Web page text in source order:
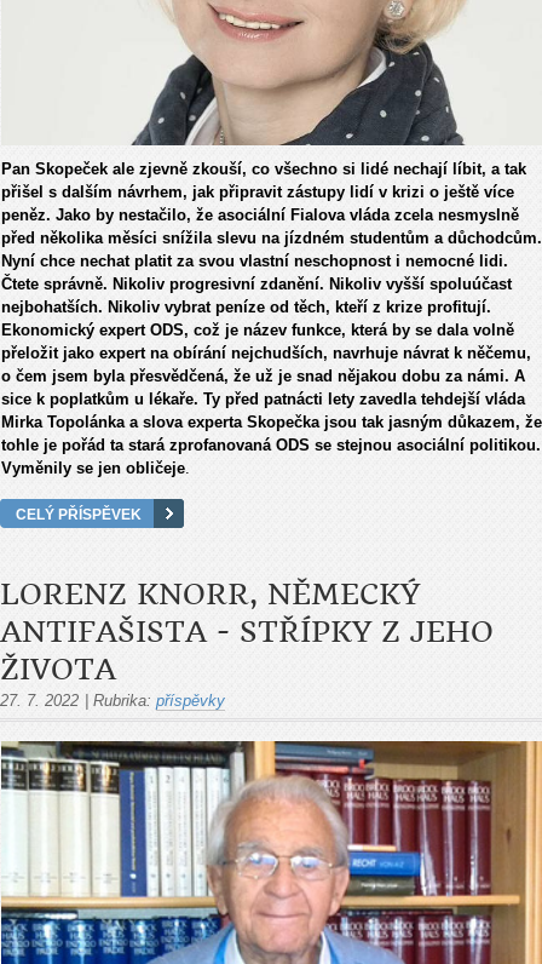
Pan Skopeček ale zjevně zkouší, co všechno si lidé nechají líbit, a tak
přišel s dalším návrhem, jak připravit zástupy lidí v krizi o ještě více
peněz. Jako by nestačilo, že asociální Fialova vláda zcela nesmyslně
před několika měsíci snížila slevu na jízdném studentům a důchodcům.
Nyní chce nechat platit za svou vlastní neschopnost i nemocné lidi.
Čtete správně. Nikoliv progresivní zdanění. Nikoliv vyšší spoluúčast
nejbohatších. Nikoliv vybrat peníze od těch, kteří z krize profitují.
Ekonomický expert ODS, což je název funkce, která by se dala volně
přeložit jako expert na obírání nejchudších, navrhuje návrat k něčemu,
o čem jsem byla přesvědčená, že už je snad nějakou dobu za námi. A
sice k poplatkům u lékaře. Ty před patnácti lety zavedla tehdejší vláda
Mirka Topolánka a slova experta Skopečka jsou tak jasným důkazem, že
tohle je pořád ta stará zprofanovaná ODS se stejnou asociální politikou.
Vyměnily se jen obličeje
CELÝ PŘÍSPĚVEK
LORENZ KNORR, NĚMECKÝ
ANTIFAŠISTA - STŘÍPKY Z JEHO
ŽIVOTA
27. 7. 2022 Rubrika: příspěvky